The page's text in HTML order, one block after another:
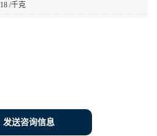
18 /千克
发送咨询信息